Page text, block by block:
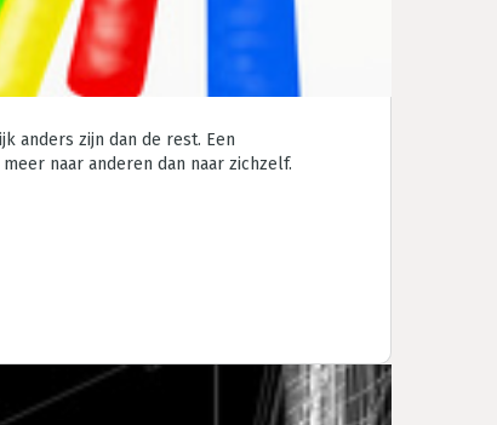
anders zijn dan de rest. Een
naar anderen dan naar zichzelf.